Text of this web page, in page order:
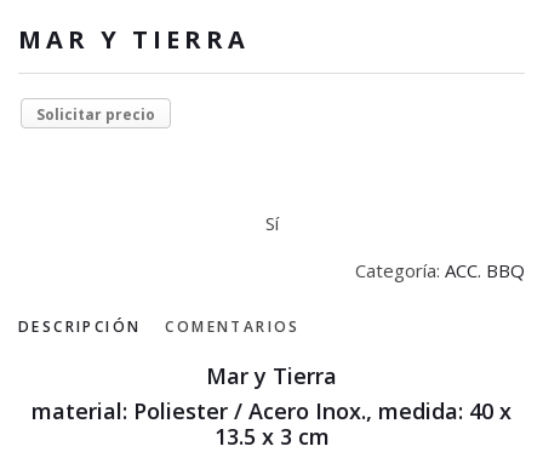
MAR Y TIERRA
Solicitar precio
Sí
Categoría: ACC. BBQ
DESCRIPCIÓN COMENTARIOS
Mar y Tierra
material: Poliester / Acero Inox., medida: 40 x
13.5 x 3 cm